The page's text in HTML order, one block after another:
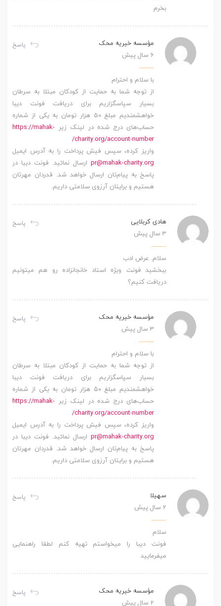
بخرم
پاسخ
مؤسسه خیریه محک
6 سال پیش
با سلام و احترام
از توجه شما به حمایت از کودکان مبتلا به سرطان
بسیار سپاسگزاریم برای دریافت فونت دیبا
خواهشمندیم مبلغ 50 هزار تومان به یکی از شماره
حساب‌های درج شده در لینک زیر https://mahak-
charity.org/account-number/
واریز کرده، سپس فیش پرداخت را به آدرس ایمیل
pr@mahak-charity.org ارسال نمائید. فونت دیبا در
پاسخ به پیام‌تان ارسال خواهد شد. قدردان مهرتان
هستیم و برایتان آرزوی سلامتی داریم.
پاسخ
هادی کربلایی
3 سال پیش
سلام. عرض ادب
ببخشید فونت ویژه استاد خانجانزاده رو هم میتونیم
دریافت کنیم؟
پاسخ
مؤسسه خیریه محک
3 سال پیش
با سلام و احترام
از توجه شما به حمایت از کودکان مبتلا به سرطان
بسیار سپاسگزاریم برای دریافت فونت دیبا
خواهشمندیم مبلغ ۵۰ هزار تومان به یکی از شماره
حساب‌های درج شده در لینک زیر https://mahak-
charity.org/account-number/
واریز کرده، سپس فیش پرداخت را به آدرس ایمیل
pr@mahak-charity.org ارسال نمائید. فونت دیبا در
پاسخ به پیام‌تان ارسال خواهد شد. قدردان مهرتان
هستیم و برایتان آرزوی سلامتی داریم.
پاسخ
سهیلا
2 سال پیش
سلام
فونت دیبا را میخواستم تهیه کنم لطقا راهنمایی
میفرمایید
پاسخ
مؤسسه خیریه محک
2 سال پیش